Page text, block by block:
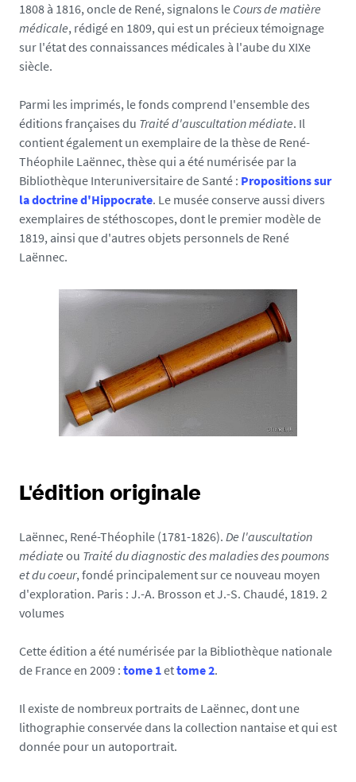
1808 à 1816, oncle de René, signalons le Cours de matière
médicale, rédigé en 1809, qui est un précieux témoignage
sur l'état des connaissances médicales à l'aube du XIXe
siècle.
Parmi les imprimés, le fonds comprend l'ensemble des
éditions françaises du Traité d'auscultation médiate. Il
contient également un exemplaire de la thèse de René-
Théophile Laënnec, thèse qui a été numérisée par la
Bibliothèque Interuniversitaire de Santé : Propositions sur
la doctrine d'Hippocrate. Le musée conserve aussi divers
exemplaires de stéthoscopes, dont le premier modèle de
1819, ainsi que d'autres objets personnels de René
Laënnec.
L'édition originale
Laënnec, René-Théophile (1781-1826). De l'auscultation
médiate ou Traité du diagnostic des maladies des poumons
et du coeur, fondé principalement sur ce nouveau moyen
d'exploration. Paris : J.-A. Brosson et J.-S. Chaudé, 1819. 2
volumes
Cette édition a été numérisée par la Bibliothèque nationale
de France en 2009 : tome 1ettome 2.
Il existe de nombreux portraits de Laënnec, dont une
lithographie conservée dans la collection nantaise et qui est
donnée pour un autoportrait.